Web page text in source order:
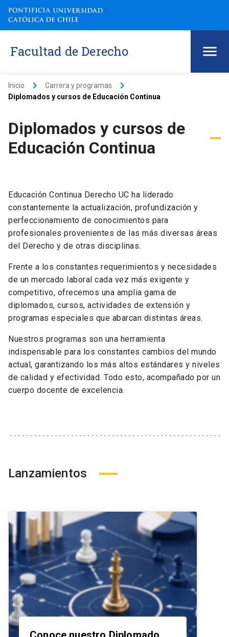
Facultad de Derecho
Inicio keyboard_arrow_right Carrera y programas keyboard_arrow_right
Diplomados y cursos de Educación Continua
Diplomados y cursos de
Educación Continua
Educación Continua Derecho UC ha liderado
constantemente la actualización, profundización y
perfeccionamiento de conocimientos para
profesionales provenientes de las más diversas áreas
del Derecho y de otras disciplinas.
Frente a los constantes requerimientos y necesidades
de un mercado laboral cada vez más exigente y
competitivo, ofrecemos una amplia gama de
diplomados, cursos, actividades de extensión y
programas especiales que abarcan distintas áreas.
Nuestros programas son una herramienta
indispensable para los constantes cambios del mundo
actual, garantizando los más altos estándares y niveles
de calidad y efectividad. Todo esto, acompañado por un
cuerpo docente de excelencia.
Lanzamientos